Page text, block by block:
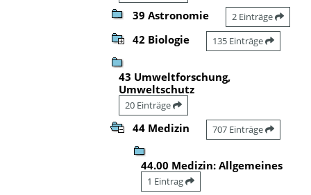
39 Astronomie 2 Einträge
42 Biologie 135 Einträge
43 Umweltforschung,
Umweltschutz
20 Einträge
44 Medizin 707 Einträge
44.00 Medizin: Allgemeines
1 Eintrag